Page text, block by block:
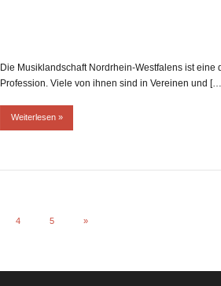
Die Musiklandschaft Nordrhein-Westfalens ist
Profession. Viele von ihnen sind in Vereinen und
Weiterlesen
4 5
Nächste
»